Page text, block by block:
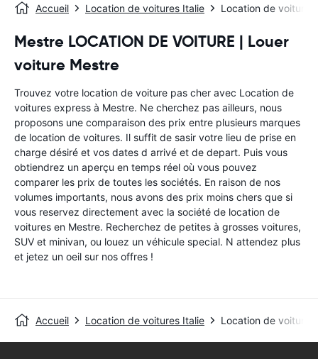
Accueil Location de voitures Italie Location de voitures
Mestre LOCATION DE VOITURE | Louer
voiture Mestre
Trouvez votre location de voiture pas cher avec Location de
voitures express à Mestre. Ne cherchez pas ailleurs, nous
proposons une comparaison des prix entre plusieurs marques
de location de voitures. Il suffit de sasir votre lieu de prise en
charge désiré et vos dates d arrivé et de depart. Puis vous
obtiendrez un aperçu en temps réel où vous pouvez
comparer les prix de toutes les sociétés. En raison de nos
volumes importants, nous avons des prix moins chers que si
vous reservez directement avec la société de location de
voitures en Mestre. Recherchez de petites à grosses voitures,
SUV et minivan, ou louez un véhicule special. N attendez plus
et jetez un oeil sur nos offres !
Accueil Location de voitures Italie Location de voitures